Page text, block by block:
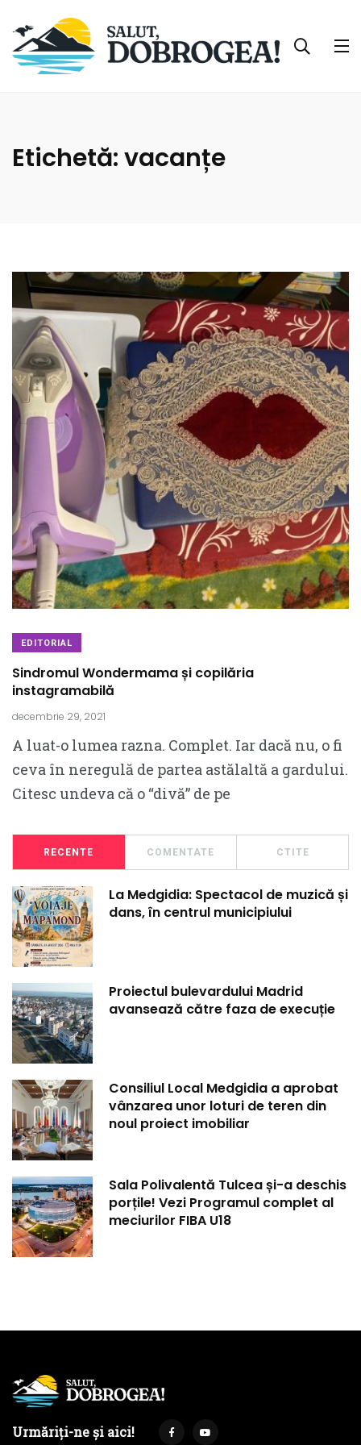
Etichetă:vacanțe
EDITORIAL
Sindromul Wondermama și copilăria
instagramabilă
decembrie 29, 2021
A luat-o lumea razna. Complet. Iar dacă nu, o fi
ceva în neregulă de partea astălaltă a gardului.
Citesc undeva că o “divă” de pe
RECENTE COMENTATE CTITE
La Medgidia: Spectacol de muzică și
dans, în centrul municipiului
Proiectul bulevardului Madrid
avansează către faza de execuție
Consiliul Local Medgidia a aprobat
vânzarea unor loturi de teren din
noul proiect imobiliar
Sala Polivalentă Tulcea și-a deschis
porțile! Vezi Programul complet al
meciurilor FIBA U18
Urmăriți-ne și aici!